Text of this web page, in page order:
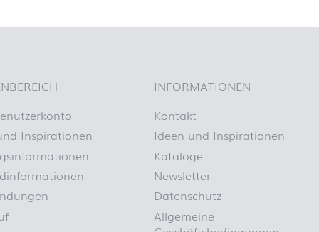
Inspirationen
INFORMATIONEN
Kontakt
Ideen und Inspirationen
Kataloge
Newsletter
Datenschutz
Allgemeine